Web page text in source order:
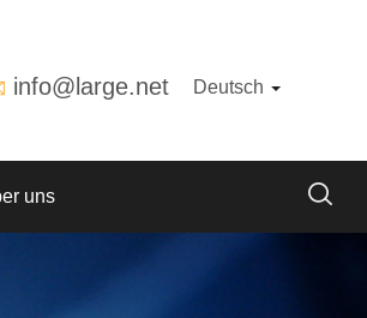
info@large.net Deutsch
uns